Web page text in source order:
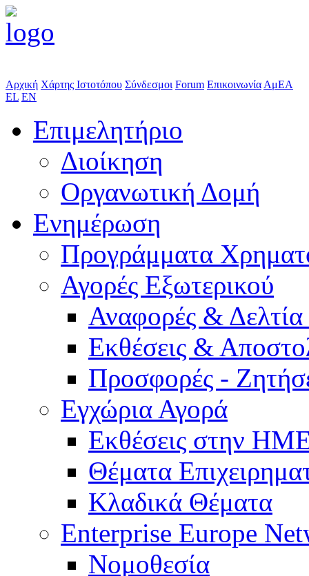
Αρχική Χάρτης Ιστοτόπου Σύνδεσμοι Forum Επικοινωνία ΑμΕΑ
EL EN
Επιμελητήριο
Διοίκηση
Οργανωτική Δομή
Ενημέρωση
Προγράμματα
Αγορές Εξωτερικού
Αναφορές &
Εκθέσεις &
Προσφορές -
Εγχώρια Αγορά
Εκθέσεις στην
Θέματα
Κλαδικά Θέματα
Enterprise Europe
Νομοθεσία